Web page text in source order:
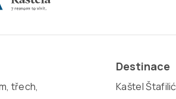
třech,
Destinace
Kaštel Štafilić